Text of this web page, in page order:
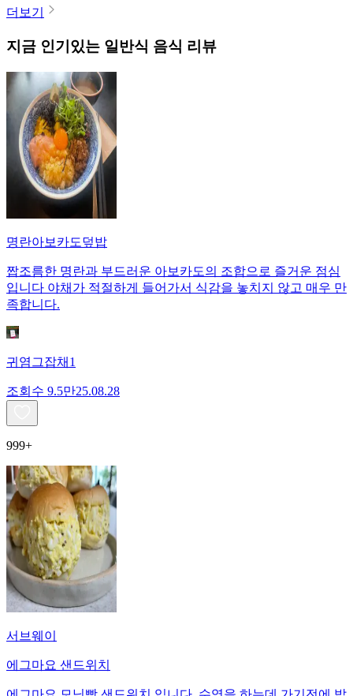
더보기
지금 인기있는 일반식 음식 리뷰
명란아보카도덮밥
짭조름한 명란과 부드러운 아보카도의 조합으로 즐거운 점심
입니다 야채가 적절하게 들어가서 식감을 놓치지 않고 매우 만
족합니다.
귀염그잡채1
조회수 9.5만25.08.28
999+
서브웨이
에그마요 샌드위치